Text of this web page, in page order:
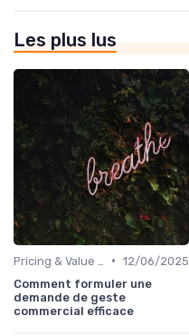
Les plus lus
• 12/06/2025
Comment formuler une
demande de geste
commercial efficace